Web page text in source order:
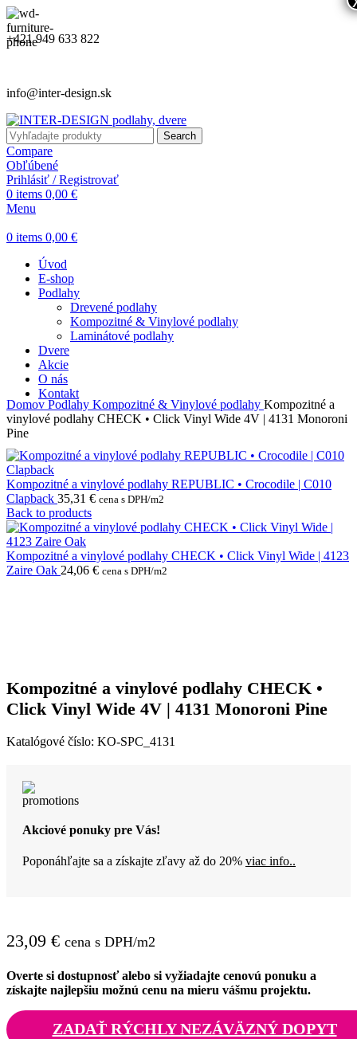
+421 949 633 822
info@inter-design.sk
Search
Compare
Obľúbené
Prihlásiť / Registrovať
0 items 0,00 €
Menu
0 items 0,00 €
Úvod
E-shop
Podlahy
Drevené podlahy
Kompozitné & Vinylové podlahy
Laminátové podlahy
Dvere
Akcie
O nás
Kontakt
Domov Podlahy Kompozitné & Vinylové podlahy Kompozitné a
vinylové podlahy CHECK • Click Vinyl Wide 4V | 4131 Monoroni
Pine
Kompozitné a vinylové podlahy REPUBLIC • Crocodile | C010
Clapback 35,31 € cena s DPH/m2
Back to products
Kompozitné a vinylové podlahy CHECK • Click Vinyl Wide | 4123
Zaire Oak 24,06 € cena s DPH/m2
Kompozitné a vinylové podlahy CHECK •
Click Vinyl Wide 4V | 4131 Monoroni Pine
Katalógové číslo: KO-SPC_4131
Akciové ponuky pre Vás!
Poponáhľajte sa a získajte zľavy až do 20% viac info..
23,09 € cena s DPH/m2
Overte si dostupnosť alebo si vyžiadajte cenovú ponuku a
získajte najlepšiu možnú cenu na mieru vášmu projektu.
ZADAŤ RÝCHLY NEZÁVÄZNÝ DOPYT